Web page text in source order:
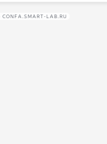
LAB.RU